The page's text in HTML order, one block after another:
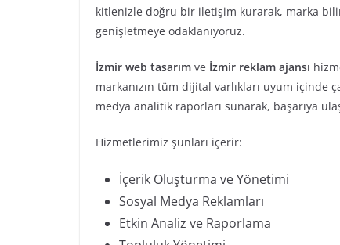
kitlenizle doğru bir iletişim kurarak, marka
genişletmeye odaklanıyoruz.
İzmir web tasarım ve İzmir reklam ajansı
markanızın tüm dijital varlıkları uyum içinde
medya analitik raporları sunarak, başarıya
Hizmetlerimiz şunları içerir:
İçerik Oluşturma ve Yönetimi
Sosyal Medya Reklamları
Etkin Analiz ve Raporlama